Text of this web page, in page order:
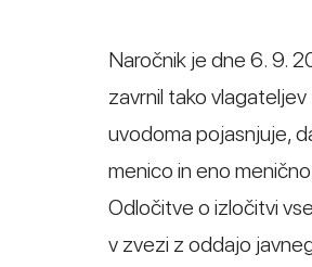
Naročnik je dne 6. 9.
zavrnil tako
uvodoma pojasnjuje,
menico in eno
Odločitve o izločitvi
v zvezi z oddajo